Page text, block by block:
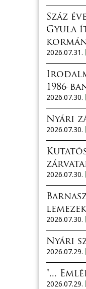
Száz
Gyula
2026.07.31.
1986-
2026.07.30.
Nyári
2026.07.30.
2026.07.30.
2026.07.30.
Nyári
2026.07.29.
"...
2026.07.29.